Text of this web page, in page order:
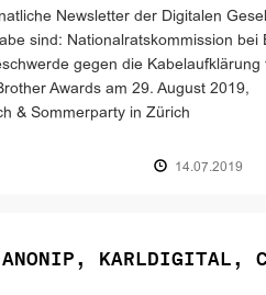
Newsletter der Digitalen
sind: Nationalratskommission bei
gegen die Kabelaufklärung
Awards am 29. August 2019,
& Sommerparty in Zürich
14.07.2019
ANONIP, KARLDIGITAL,